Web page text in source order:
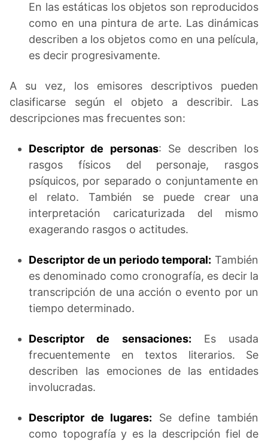
En las estáticas los objetos son reproducidos
como en una pintura de arte. Las dinámicas
describen a los objetos como en una película,
es decir progresivamente.
A su vez, los emisores descriptivos pueden
clasificarse según el objeto a describir. Las
descripciones mas frecuentes son:
Descriptor de personas: Se describen los
rasgos físicos del personaje, rasgos
psíquicos, por separado o conjuntamente en
el relato. También se puede crear una
interpretación caricaturizada del mismo
exagerando rasgos o actitudes.
Descriptor de un periodo temporal: También
es denominado como cronografía, es decir la
transcripción de una acción o evento por un
tiempo determinado.
Descriptor de sensaciones: Es usada
frecuentemente en textos literarios. Se
describen las emociones de las entidades
involucradas.
Descriptor de lugares: Se define también
como topografía y es la descripción fiel de